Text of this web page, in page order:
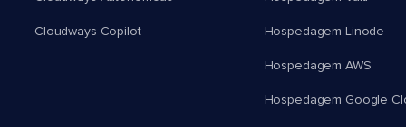
Cloudways Copilot Hospedagem Linode
Hospedagem AWS
Hospedagem Google